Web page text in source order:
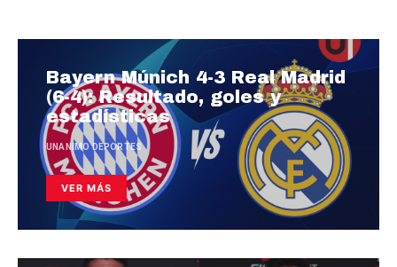
Bayern Múnich 4-3 Real Madrid
(6-4): Resultado, goles y
estadísticas
UNANIMO DEPORTES
VER MÁS